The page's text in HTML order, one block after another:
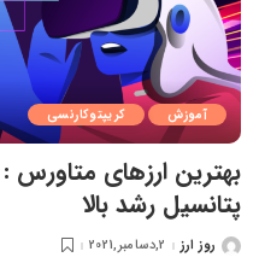
آموزش کریپتوکارنسی
پتانسیل رشد بالا
ارسالروز ارز 2,دسامبر,2021